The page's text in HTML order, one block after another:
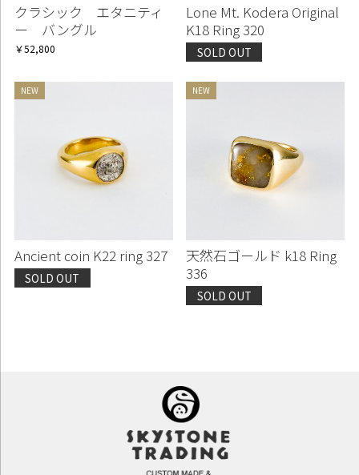
クラシック エタニティ
ー バングル
￥52,800
Lone Mt. Kodera Original
K18 Ring 320
SOLD OUT
Ancient coin K22 ring 327
SOLD OUT
天然石ゴールド k18 Ring
336
SOLD OUT